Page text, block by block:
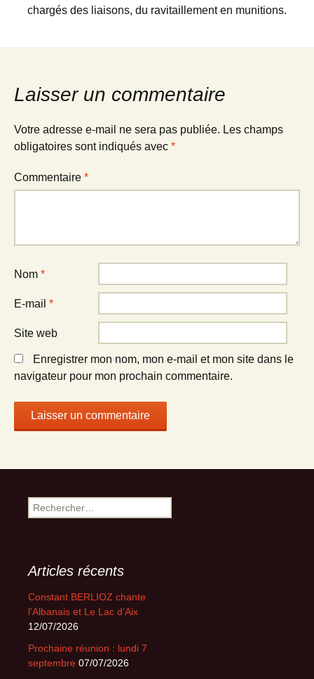
chargés des liaisons, du ravitaillement en munitions.
Laisser un commentaire
Votre adresse e-mail ne sera pas publiée. Les champs
obligatoires sont indiqués avec *
Commentaire *
Nom *
E-mail *
Site web
Enregistrer mon nom, mon e-mail et mon site dans le
navigateur pour mon prochain commentaire.
Rechercher :
Articles récents
Constant BERLIOZ chante
l’Albanais et Le Lac d’Aix
12/07/2026
Prochaine réunion : lundi 7
septembre 07/07/2026